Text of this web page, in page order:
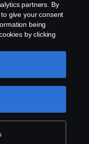
partners. By
give your consent
being
by clicking
of how we
which you